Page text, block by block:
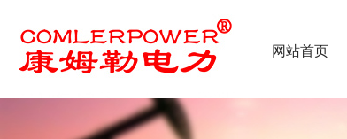
网站首页